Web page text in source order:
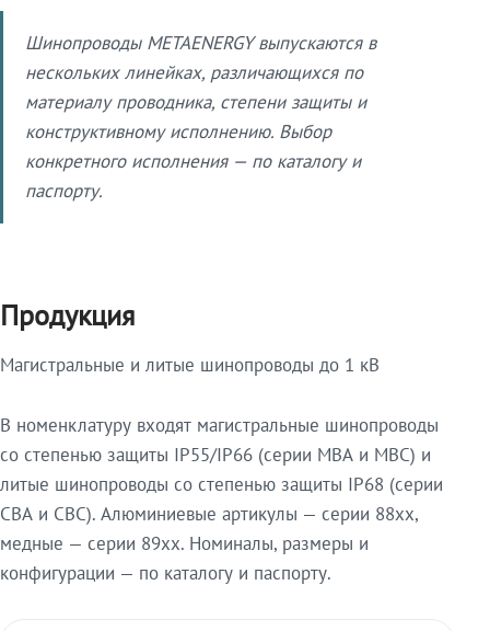
Шинопроводы METAENERGY выпускаются в
нескольких линейках, различающихся по
материалу проводника, степени защиты и
конструктивному исполнению. Выбор
конкретного исполнения — по каталогу и
паспорту.
Продукция
Магистральные и литые шинопроводы до 1 кВ
В номенклатуру входят магистральные шинопроводы
со степенью защиты IP55/IP66 (серии МВА и МВС) и
литые шинопроводы со степенью защиты IP68 (серии
СВА и СВС). Алюминиевые артикулы — серии 88xx,
медные — серии 89xx. Номиналы, размеры и
конфигурации — по каталогу и паспорту.